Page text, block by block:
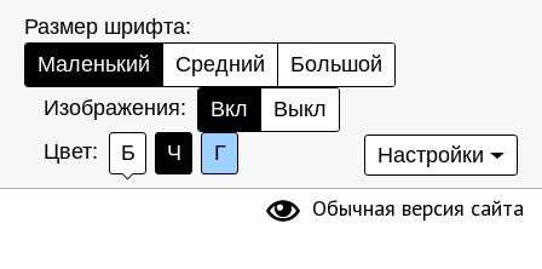
Размер шрифта:
Маленький
Средний
Большой
Изображения:
Вкл
Выкл
Цвет:
Б Ч Г Настройки
Обычная версия сайта